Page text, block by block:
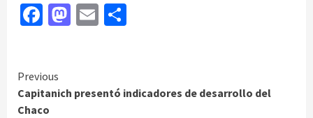
Facebook
Mastodon
Email
Continue
Reading
Previous
Capitanich presentó indicadores de desarrollo del
Chaco